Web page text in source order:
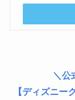
＼公
【ディズニー